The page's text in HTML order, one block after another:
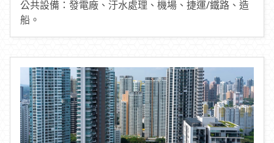
公共設備：發電廠、汙水處理、機場、捷運/鐵路、造
船。